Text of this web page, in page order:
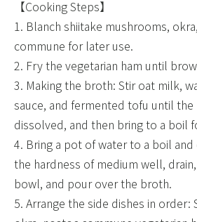
【Cooking Steps】​
1. Blanch shiitake mushrooms,
commune for later use.​
2. Fry the vegetarian ham until
3. Making the broth: Stir oat milk,
sauce, and fermented tofu until
dissolved, and then bring to a boil
4. Bring a pot of water to a boil
the hardness of medium well,
bowl, and pour over the broth. ​
5. Arrange the side dishes in order: